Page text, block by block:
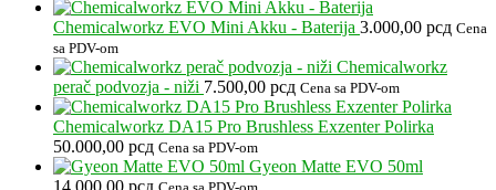
Chemicalworkz EVO Mini Akku - Baterija 3.000,00 рсд Cena
sa PDV-om
Chemicalworkz
perač podvozja - niži 7.500,00 рсд Cena sa PDV-om
Chemicalworkz DA15 Pro Brushless Exzenter Polirka
50.000,00 рсд Cena sa PDV-om
Gyeon Matte EVO 50ml